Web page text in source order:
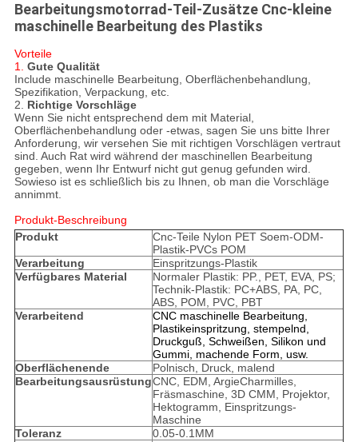
Bearbeitungsmotorrad-Teil-Zusätze Cnc-kleine
maschinelle Bearbeitung des Plastiks
Vorteile
1. Gute Qualität
Include maschinelle Bearbeitung, Oberflächenbehandlung,
Spezifikation, Verpackung, etc.
2. Richtige Vorschläge
Wenn Sie nicht entsprechend dem mit Material,
Oberflächenbehandlung oder -etwas, sagen Sie uns bitte Ihrer
Anforderung, wir versehen Sie mit richtigen Vorschlägen vertraut
sind. Auch Rat wird während der maschinellen Bearbeitung
gegeben, wenn Ihr Entwurf nicht gut genug gefunden wird.
Sowieso ist es schließlich bis zu Ihnen, ob man die Vorschläge
annimmt.
Produkt-Beschreibung
Produkt
Cnc-Teile Nylon PET Soem-ODM-
Plastik-PVCs POM
Verarbeitung
Einspritzungs-Plastik
Verfügbares Material
Normaler Plastik: PP., PET, EVA, PS;
Technik-Plastik: PC+ABS, PA, PC,
ABS, POM, PVC, PBT
Verarbeitend
CNC maschinelle Bearbeitung,
Plastikeinspritzung, stempelnd,
Druckguß, Schweißen, Silikon und
Gummi, machende Form, usw.
Oberflächenende
Polnisch, Druck, malend
BearbeitungsausrüstungCNC, EDM, ArgieCharmilles,
Fräsmaschine, 3D CMM, Projektor,
Hektogramm, Einspritzungs-
Maschine
Toleranz
0.05-0.1MM